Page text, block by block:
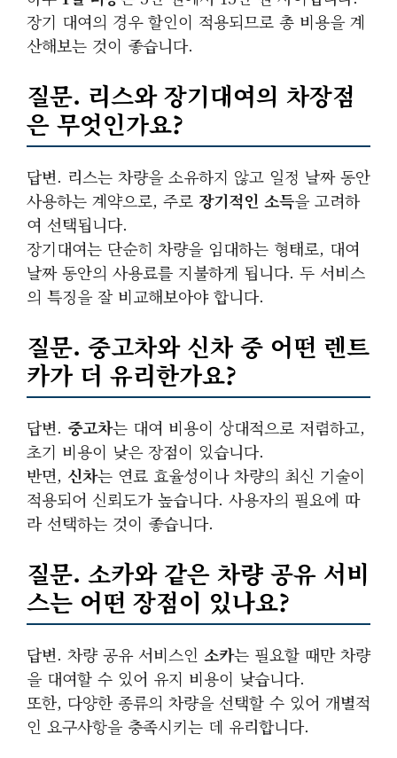
장기 대여의 경우 할인이 적용되므로 총 비용을 계
산해보는 것이 좋습니다.
질문. 리스와 장기대여의 차장점
은 무엇인가요?
답변. 리스는 차량을 소유하지 않고 일정 날짜 동안
사용하는 계약으로, 주로 장기적인 소득을 고려하
여 선택됩니다.
장기대여는 단순히 차량을 임대하는 형태로, 대여
날짜 동안의 사용료를 지불하게 됩니다. 두 서비스
의 특징을 잘 비교해보아야 합니다.
질문. 중고차와 신차 중 어떤 렌트
카가 더 유리한가요?
답변. 중고차는 대여 비용이 상대적으로 저렴하고,
초기 비용이 낮은 장점이 있습니다.
반면, 신차는 연료 효율성이나 차량의 최신 기술이
적용되어 신뢰도가 높습니다. 사용자의 필요에 따
라 선택하는 것이 좋습니다.
질문. 소카와 같은 차량 공유 서비
스는 어떤 장점이 있나요?
답변. 차량 공유 서비스인 소카는 필요할 때만 차량
을 대여할 수 있어 유지 비용이 낮습니다.
또한, 다양한 종류의 차량을 선택할 수 있어 개별적
인 요구사항을 충족시키는 데 유리합니다.